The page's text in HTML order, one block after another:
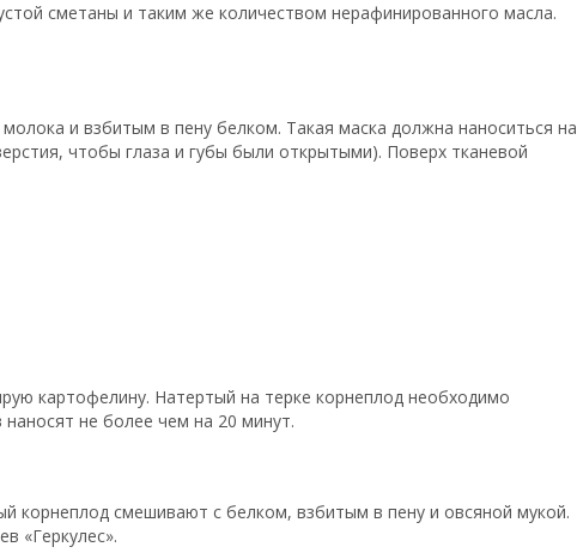
сметаны и таким же количеством нерафинированного масла.
и взбитым в пену белком. Такая маска должна наноситься на
чтобы глаза и губы были открытыми). Поверх тканевой
картофелину. Натертый на терке корнеплод необходимо
не более чем на 20 минут.
корнеплод смешивают с белком, взбитым в пену и овсяной мукой.
«Геркулес».